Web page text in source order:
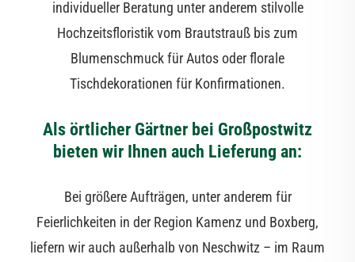
individueller Beratung unter anderem stilvolle
Hochzeitsfloristik vom Brautstrauß bis zum
Blumenschmuck für Autos oder florale
Tischdekorationen für Konfirmationen.
Als örtlicher Gärtner bei Großpostwitz
bieten wir Ihnen auch Lieferung an:
Bei größere Aufträgen, unter anderem für
Feierlichkeiten in der Region Kamenz und Boxberg,
liefern wir auch außerhalb von Neschwitz – im Raum